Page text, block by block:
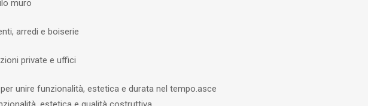
muro
arredi e boiserie
private e uffici
unire funzionalità, estetica e durata nel tempo.asce